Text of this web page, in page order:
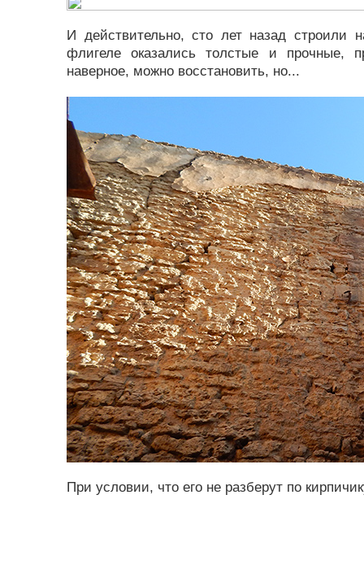
И действительно, сто лет назад
флигеле оказались толстые и
наверное, можно восстановить, но...
При условии, что его не разберут по